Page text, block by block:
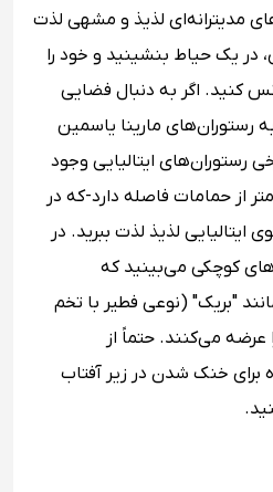
مدیترانه‌ای لذیذ و مشهی لذت
در یک حیاط بنشینید و خود را
کنید. اگر به دنبال فضایی
رستوران‌های مارینا یاسمین
رستوران‌های ایتالیایی وجود
تنها ۲۰۰ کیلومتر از حمامات فاصله دارد-که در
ایتالیایی لذیذ لذت ببرید. در
کوچکی می‌بینید که
"بریک" (نوعی فطیر با تخم
می‌کنند. حتماً از
برای خنک شدن در زیر آفتاب